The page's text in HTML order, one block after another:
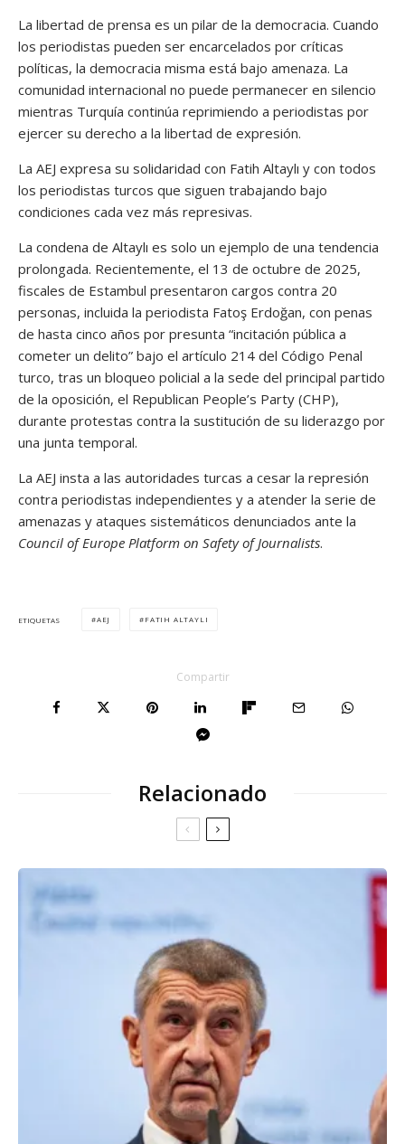
La libertad de prensa es un pilar de la democracia. Cuando
los periodistas pueden ser encarcelados por críticas
políticas, la democracia misma está bajo amenaza. La
comunidad internacional no puede permanecer en silencio
mientras Turquía continúa reprimiendo a periodistas por
ejercer su derecho a la libertad de expresión.
La AEJ expresa su solidaridad con Fatih Altaylı y con todos
los periodistas turcos que siguen trabajando bajo
condiciones cada vez más represivas.
La condena de Altaylı es solo un ejemplo de una tendencia
prolongada. Recientemente, el 13 de octubre de 2025,
fiscales de Estambul presentaron cargos contra 20
personas, incluida la periodista Fatoş Erdoğan, con penas
de hasta cinco años por presunta “incitación pública a
cometer un delito” bajo el artículo 214 del Código Penal
turco, tras un bloqueo policial a la sede del principal partido
de la oposición, el Republican People’s Party (CHP),
durante protestas contra la sustitución de su liderazgo por
una junta temporal.
La AEJ insta a las autoridades turcas a cesar la represión
contra periodistas independientes y a atender la serie de
amenazas y ataques sistemáticos denunciados ante la
Council of Europe Platform on Safety of Journalists.
ETIQUETAS AEJ FATIH ALTAYLI
Compartir
Relacionado